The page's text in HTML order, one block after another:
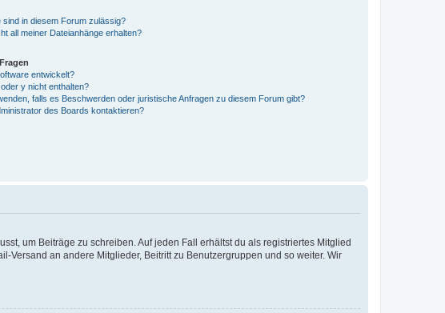
sind in diesem Forum zulässig?
all meiner Dateianhänge erhalten?
entwickelt?
y nicht enthalten?
falls es Beschwerden oder juristische Anfragen zu diesem Forum gibt?
des Boards kontaktieren?
um Beiträge zu schreiben. Auf jeden Fall erhältst du als registriertes Mitglied
Versand an andere Mitglieder, Beitritt zu Benutzergruppen und so weiter. Wir